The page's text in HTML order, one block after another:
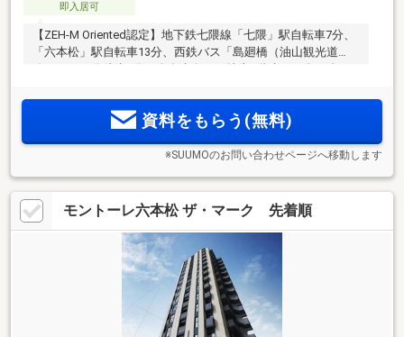
即入居可
【ZEH-M Oriented認定】地下鉄七隈線「七隈」駅自転車7分、
「六本松」駅自転車13分、西鉄バス「島廻橋（油山観光道
該当者。利用には条件・制約あり）。先着5邸「100万円相当
家具付き分譲」実施中！資料をもらう(無料)
※SUUMOのお問い合わせページへ移動します
モントーレ六本松 ザ・マーク 先着順